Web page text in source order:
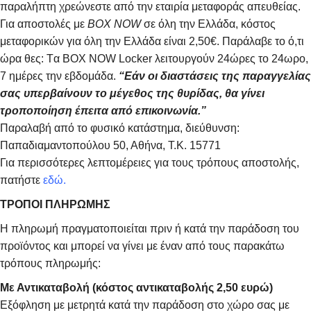
παραλήπτη χρεώνεστε από την εταιρία μεταφοράς απευθείας.
Για αποστολές με BOX NOWσε όλη την Ελλάδα, κόστος
μεταφορικών για όλη την Ελλάδα είναι 2,50€. Παράλαβε το ό,τι
ώρα θες: Tα ΒΟΧ ΝΟW Locker λειτουργούν 24ώρες το 24ωρο,
7 ημέρες την εβδομάδα. “Εάν οι διαστάσεις της παραγγελίας
σας υπερβαίνουν το μέγεθος της θυρίδας, θα γίνει
τροποποίηση έπειτα από επικοινωνία.”
Παραλαβή από το φυσικό κατάστημα, διεύθυνση:
Παπαδιαμαντοπούλου 50, Αθήνα, Τ.Κ. 15771
Για περισσότερες λεπτομέρειες για τους τρόπους αποστολής,
πατήστε εδώ.
ΤΡΟΠΟΙ ΠΛΗΡΩΜΗΣ
Η πληρωμή πραγματοποιείται πριν ή κατά την παράδοση του
προϊόντος και μπορεί να γίνει με έναν από τους παρακάτω
τρόπους πληρωμής:
Με Αντικαταβολή (κόστος αντικαταβολής 2,50 ευρώ)
Εξόφληση με μετρητά κατά την παράδοση στο χώρο σας με